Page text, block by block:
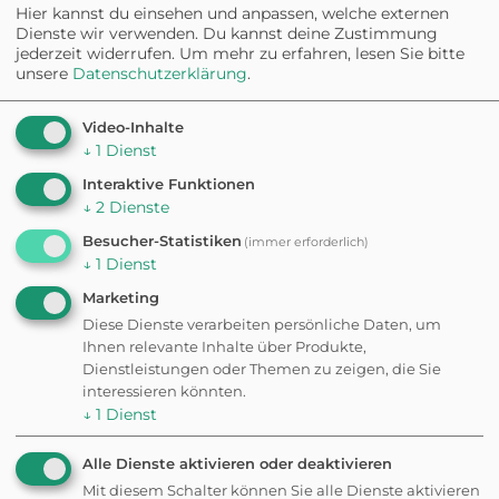
Die Hundefreilauffläche Traun
bietet ausreichend Platz für
Hunde, um frei herumzulaufen
und zu spielen.
Die Parkplätze in der Nähe der
Freilauffläche sind oft überfüllt
und schwer zu finden.
✦ Eigene Bewertung schreiben
Fehler gefunden? Feedback senden
Weitere
Hier kannst du einsehen und anpassen, welche externen
Dienste wir verwenden. Du kannst deine Zustimmung
jederzeit widerrufen. Um mehr zu erfahren, lesen Sie bitte
unsere Datenschutzerklärung.
Video-Inhalte
↓ 1 Dienst
Interaktive Funktionen
↓ 2 Dienste
Besucher-Statistiken (immer erforderlich)
↓ 1 Dienst
Marketing
Diese Dienste verarbeiten persönliche Daten, um
Ihnen relevante Inhalte über Produkte,
Dienstleistungen oder Themen zu zeigen, die Sie
interessieren könnten.
↓ 1 Dienst
Alle Dienste aktivieren oder deaktivieren
Mit diesem Schalter können Sie alle Dienste aktivieren